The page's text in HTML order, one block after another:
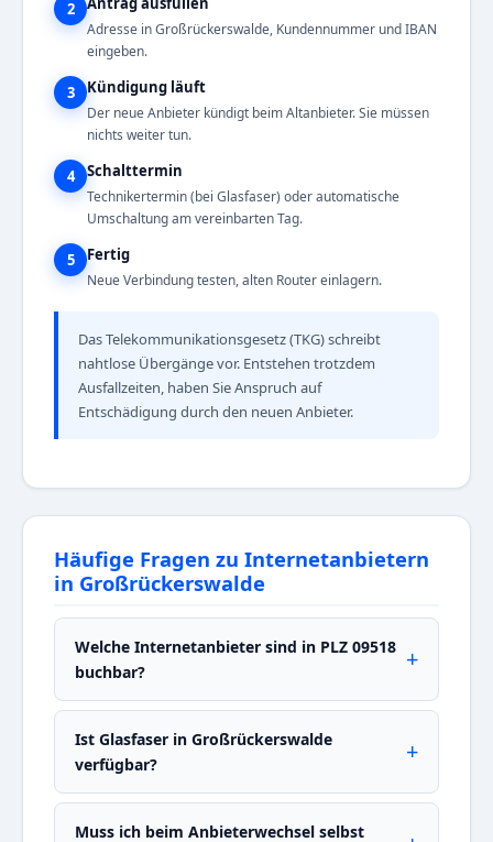
2
Adresse in Großrückerswalde, Kundennummer und IBAN
eingeben.
3 Kündigung läuft
Der neue Anbieter kündigt beim Altanbieter. Sie müssen
nichts weiter tun.
4 Schalttermin
Technikertermin (bei Glasfaser) oder automatische
Umschaltung am vereinbarten Tag.
5 Fertig
Neue Verbindung testen, alten Router einlagern.
Das Telekommunikationsgesetz (TKG) schreibt
nahtlose Übergänge vor. Entstehen trotzdem
Ausfallzeiten, haben Sie Anspruch auf
Entschädigung durch den neuen Anbieter.
Häufige Fragen zu Internetanbietern
in Großrückerswalde
Welche Internetanbieter sind in PLZ 09518
buchbar?
Ist Glasfaser in Großrückerswalde
verfügbar?
Muss ich beim Anbieterwechsel selbst